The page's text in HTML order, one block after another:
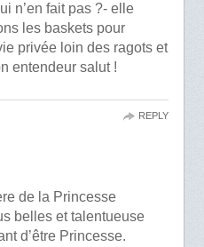
n’en fait pas ?- elle
les baskets pour
privée loin des ragots et
entendeur salut !
de la Princesse
belles et talentueuse
d’être Princesse.
REPLY